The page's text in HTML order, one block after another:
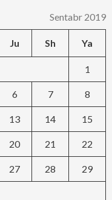
Sentabr 2019
Ju Sh Ya
1
6 7 8
13 14 15
20 21 22
27 28 29